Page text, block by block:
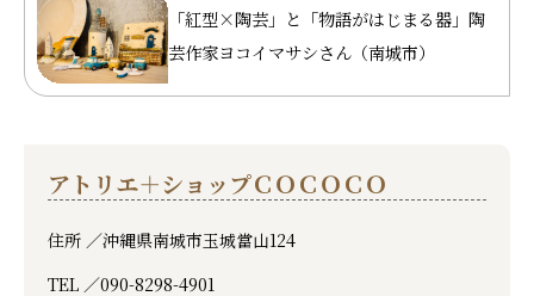
「紅型×陶芸」と「物語がはじまる器」陶
芸作家ヨコイマサシさん（南城市）
アトリエ＋ショップＣＯＣＯＣＯ
住所 ／沖縄県南城市玉城當山124
TEL ／090-8298-4901